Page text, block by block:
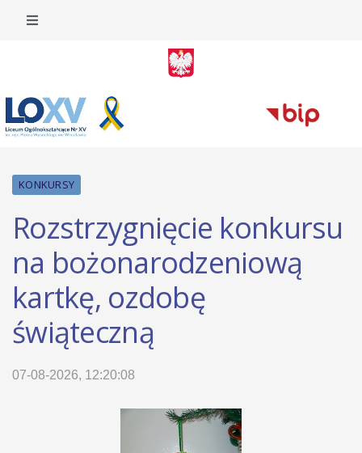
KONKURSY
Rozstrzygnięcie konkursu
na bożonarodzeniową
kartkę, ozdobę
świąteczną
07-08-2026, 12:20:08